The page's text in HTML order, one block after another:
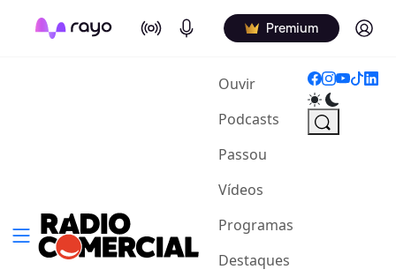
On Air Podcasts Premium Log in
Ouvir(current)
Podcasts
Passou
Vídeos
Programas
Destaques